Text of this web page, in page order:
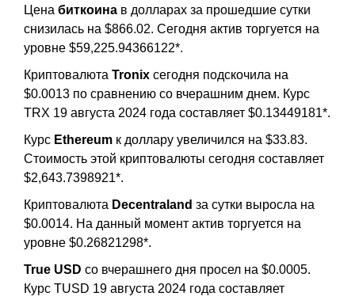
Цена биткоина в долларах за прошедшие сутки
снизилась на $866.02. Сегодня актив торгуется на
уровне $59,225.94366122*.
Криптовалюта Tronix сегодня подскочила на
$0.0013 по сравнению со вчерашним днем. Курс
TRX 19 августа 2024 года составляет $0.13449181*.
Курс Ethereum к доллару увеличился на $33.83.
Стоимость этой криптовалюты сегодня составляет
$2,643.7398921*.
Криптовалюта Decentraland за сутки выросла на
$0.0014. На данный момент актив торгуется на
уровне $0.26821298*.
True USD со вчерашнего дня просел на $0.0005.
Курс TUSD 19 августа 2024 года составляет